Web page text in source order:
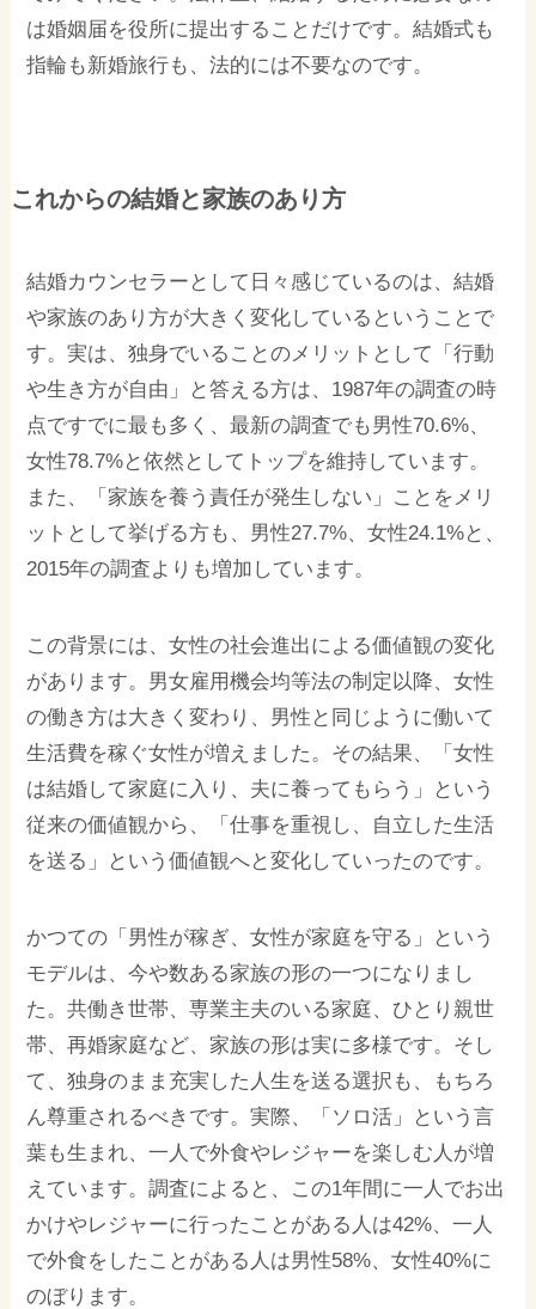
は婚姻届を役所に提出することだけです。結婚式も
指輪も新婚旅行も、法的には不要なのです。
これからの結婚と家族のあり方
結婚カウンセラーとして日々感じているのは、結婚
や家族のあり方が大きく変化しているということで
す。実は、独身でいることのメリットとして「行動
や生き方が自由」と答える方は、1987年の調査の時
点ですでに最も多く、最新の調査でも男性70.6%、
女性78.7%と依然としてトップを維持しています。
また、「家族を養う責任が発生しない」ことをメリ
ットとして挙げる方も、男性27.7%、女性24.1%と、
2015年の調査よりも増加しています。
この背景には、女性の社会進出による価値観の変化
があります。男女雇用機会均等法の制定以降、女性
の働き方は大きく変わり、男性と同じように働いて
生活費を稼ぐ女性が増えました。その結果、「女性
は結婚して家庭に入り、夫に養ってもらう」という
従来の価値観から、「仕事を重視し、自立した生活
を送る」という価値観へと変化していったのです。
かつての「男性が稼ぎ、女性が家庭を守る」という
モデルは、今や数ある家族の形の一つになりまし
た。共働き世帯、専業主夫のいる家庭、ひとり親世
帯、再婚家庭など、家族の形は実に多様です。そし
て、独身のまま充実した人生を送る選択も、もちろ
ん尊重されるべきです。実際、「ソロ活」という言
葉も生まれ、一人で外食やレジャーを楽しむ人が増
えています。調査によると、この1年間に一人でお出
かけやレジャーに行ったことがある人は42%、一人
で外食をしたことがある人は男性58%、女性40%に
のぼります。